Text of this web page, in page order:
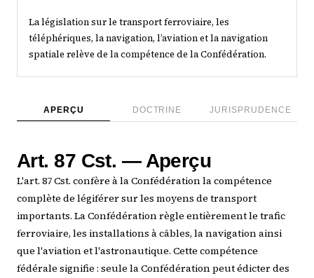
La législation sur le transport ferroviaire, les
téléphériques, la navigation, l’aviation et la navigation
spatiale relève de la compétence de la Confédération.
APERÇU DOCTRINE JURISPRUDENCE
Art. 87 Cst. — Aperçu
L'art. 87 Cst. confère à la Confédération la compétence
complète de légiférer sur les moyens de transport
importants. La Confédération règle entièrement le trafic
ferroviaire, les installations à câbles, la navigation ainsi
que l'aviation et l'astronautique. Cette compétence
fédérale signifie : seule la Confédération peut édicter des